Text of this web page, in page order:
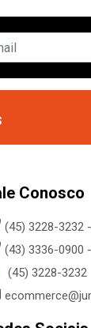
Conosco
(45) 3228-3232
(43) 3336-0900
(45) 3228-3232